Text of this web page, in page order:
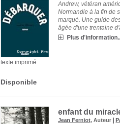
texte imprimé
Andrew, vétéran
Normandie à la fin de
marqué. Une guide
âgée d'une trentaine
Plus
Disponible
enfant du
Jean Ferniot, Auteur |